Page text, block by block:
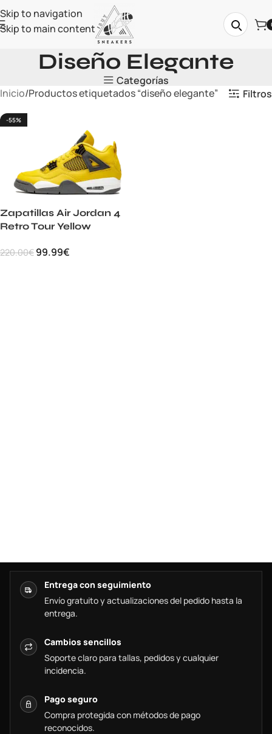
Skip to navigation
Skip to main content
Diseño Elegante
Categorías
Inicio Productos etiquetados “diseño elegante” Filtros
-55%
Zapatillas Air Jordan 4
Retro Tour Yellow
220.00€ 99.99€
Entrega con seguimiento
Envío gratuito y actualizaciones del pedido hasta la
entrega.
Cambios sencillos
Soporte claro para tallas, pedidos y cualquier
incidencia.
Pago seguro
Compra protegida con métodos de pago
reconocidos.